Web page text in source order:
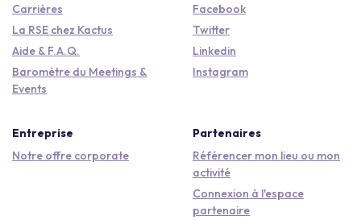
Carrières
La RSE chez Kactus
Aide & F.A.Q.
Baromètre du Meetings &
Events
Facebook
Twitter
Linkedin
Instagram
Entreprise
Notre offre corporate
Partenaires
Référencer mon lieu ou mon
activité
Connexion à l'espace
partenaire